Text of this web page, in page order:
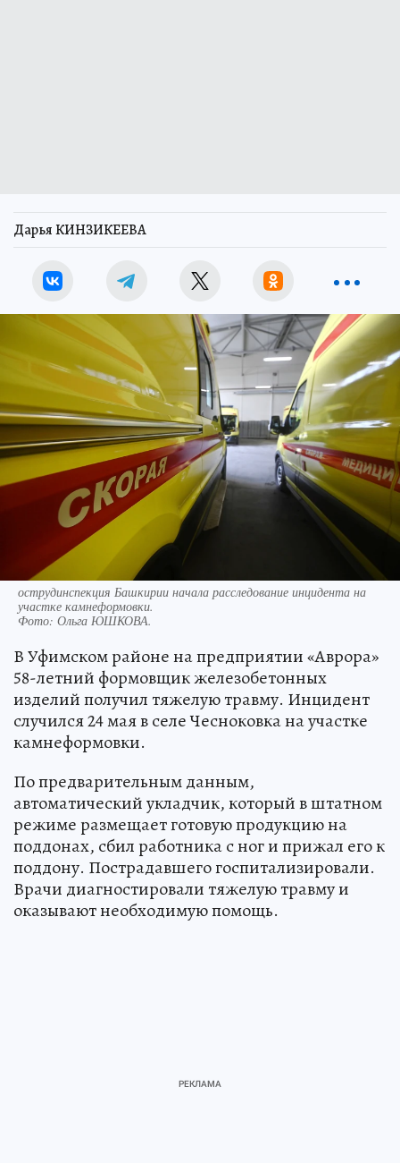
Дарья КИНЗИКЕЕВА
острудинспекция Башкирии начала расследование инцидента на
участке камнеформовки.
Фото: Ольга ЮШКОВА.
В Уфимском районе на предприятии «Аврора»
58-летний формовщик железобетонных
изделий получил тяжелую травму. Инцидент
случился 24 мая в селе Чесноковка на участке
камнеформовки.
По предварительным данным,
автоматический укладчик, который в штатном
режиме размещает готовую продукцию на
поддонах, сбил работника с ног и прижал его к
поддону. Пострадавшего госпитализировали.
Врачи диагностировали тяжелую травму и
оказывают необходимую помощь.